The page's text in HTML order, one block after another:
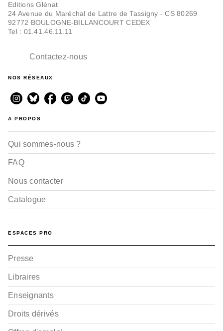
Editions Glénat
24 Avenue du Maréchal de Lattre de Tassigny - CS 80269
92772 BOULOGNE-BILLANCOURT CEDEX
Tel : 01.41.46.11.11
Contactez-nous
NOS RÉSEAUX
A PROPOS
Qui sommes-nous ?
FAQ
Nous contacter
Catalogue
ESPACES PRO
Presse
Libraires
Enseignants
Droits dérivés